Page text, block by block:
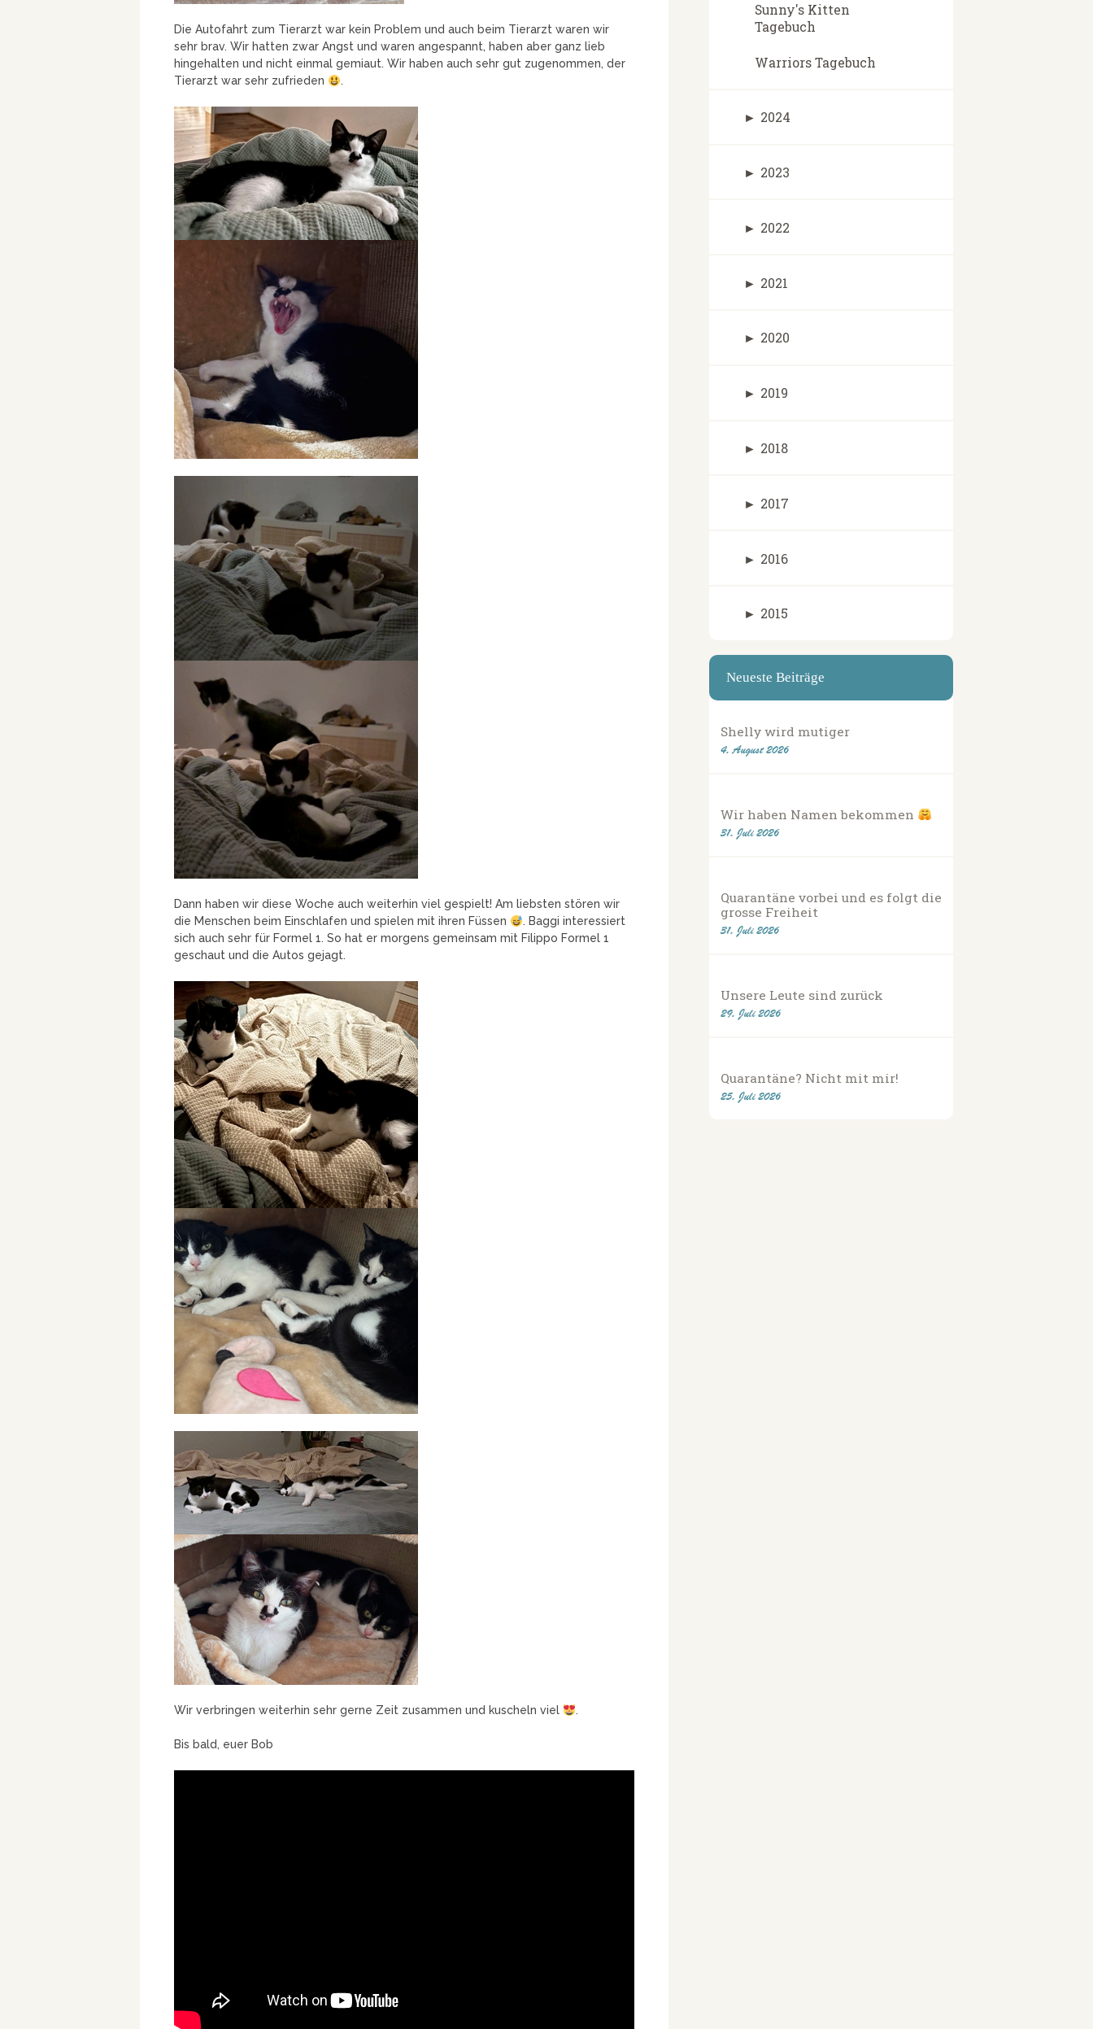
Die Autofahrt zum Tierarzt war kein Problem und auch beim Tierarzt waren wir
sehr brav. Wir hatten zwar Angst und waren angespannt, haben aber ganz lieb
hingehalten und nicht einmal gemiaut. Wir haben auch sehr gut zugenommen, der
Tierarzt war sehr zufrieden
.
Dann haben wir diese Woche auch weiterhin viel gespielt! Am liebsten stören wir
die Menschen beim Einschlafen und spielen mit ihren Füssen
. Baggi interessiert
sich auch sehr für Formel 1. So hat er morgens gemeinsam mit Filippo Formel 1
geschaut und die Autos gejagt.
Wir verbringen weiterhin sehr gerne Zeit zusammen und kuscheln viel .
Bis bald, euer Bob
Sunny's Kitten
Tagebuch
Warriors Tagebuch
► 2024
► 2023
► 2022
► 2021
► 2020
► 2019
► 2018
► 2017
► 2016
► 2015
Neueste Beiträge
Shelly wird mutiger
4. August 2026
Wir haben Namen bekommen
31. Juli 2026
Quarantäne vorbei und es folgt die
grosse Freiheit
31. Juli 2026
Unsere Leute sind zurück
29. Juli 2026
Quarantäne? Nicht mit mir!
25. Juli 2026